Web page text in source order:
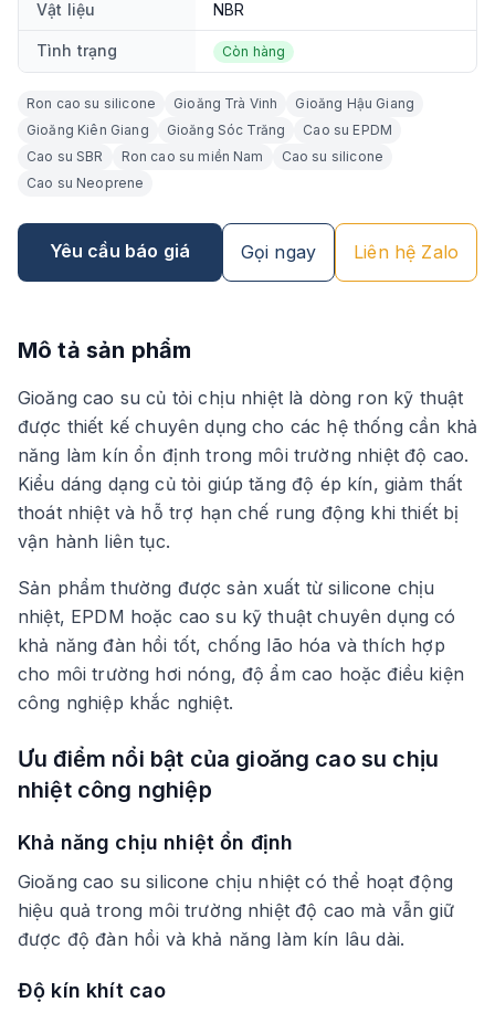
Vật liệu NBR
Tình trạng Còn hàng
Ron cao su silicone Gioăng Trà Vinh
Gioăng Hậu Giang
Gioăng Kiên Giang
Gioăng Sóc Trăng
Cao su EPDM
Cao su SBR
Ron cao su miền Nam
Cao su silicone
Cao su Neoprene
Yêu cầu báo giá Gọi ngay Liên hệ Zalo
Mô tả sản phẩm
Gioăng cao su củ tỏi chịu nhiệt là dòng ron kỹ thuật
được thiết kế chuyên dụng cho các hệ thống cần khả
năng làm kín ổn định trong môi trường nhiệt độ cao.
Kiểu dáng dạng củ tỏi giúp tăng độ ép kín, giảm thất
thoát nhiệt và hỗ trợ hạn chế rung động khi thiết bị
vận hành liên tục.
Sản phẩm thường được sản xuất từ silicone chịu
nhiệt, EPDM hoặc cao su kỹ thuật chuyên dụng có
khả năng đàn hồi tốt, chống lão hóa và thích hợp
cho môi trường hơi nóng, độ ẩm cao hoặc điều kiện
công nghiệp khắc nghiệt.
Ưu điểm nổi bật của gioăng cao su chịu
nhiệt công nghiệp
Khả năng chịu nhiệt ổn định
Gioăng cao su silicone chịu nhiệt có thể hoạt động
hiệu quả trong môi trường nhiệt độ cao mà vẫn giữ
được độ đàn hồi và khả năng làm kín lâu dài.
Độ kín khít cao